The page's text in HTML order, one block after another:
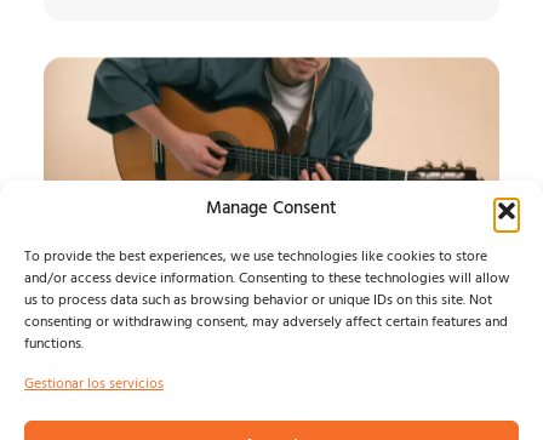
Manage Consent
To provide the best experiences, we use technologies like cookies to store
and/or access device information. Consenting to these technologies will allow
us to process data such as browsing behavior or unique IDs on this site. Not
consenting or withdrawing consent, may adversely affect certain features and
functions.
Gestionar los servicios
Andrés Iwasaki